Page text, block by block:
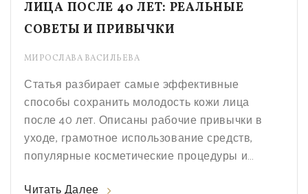
ЛИЦА ПОСЛЕ 40 ЛЕТ: РЕАЛЬНЫЕ
СОВЕТЫ И ПРИВЫЧКИ
МИРОСЛАВА ВАСИЛЬЕВА
Статья разбирает самые эффективные
способы сохранить молодость кожи лица
после 40 лет. Описаны рабочие привычки в
уходе, грамотное использование средств,
популярные косметические процедуры и
Читать Далее